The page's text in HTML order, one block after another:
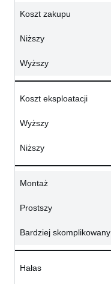
Koszt zakupu
Niższy
Wyższy
Koszt eksploatacji
Wyższy
Niższy
Montaż
Prostszy
Bardziej skomplikowany
Hałas